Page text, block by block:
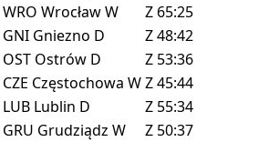
WRO WrocławW Z 65:25
GNI Gniezno D Z48:42
OST Ostrów D Z 53:36
CZE Częstochowa WZ45:44
LUB Lublin D Z 55:34
GRU Grudziądz W Z 50:37